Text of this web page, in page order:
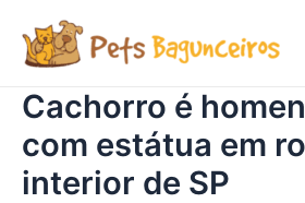
para
conteúdo
Cachorro é
com estátua em
interior de SP